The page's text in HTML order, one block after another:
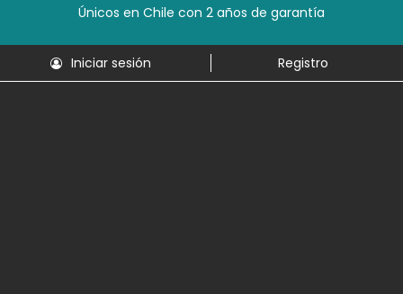
Únicos en Chile con 2 años de garantía
Iniciar sesión Registro